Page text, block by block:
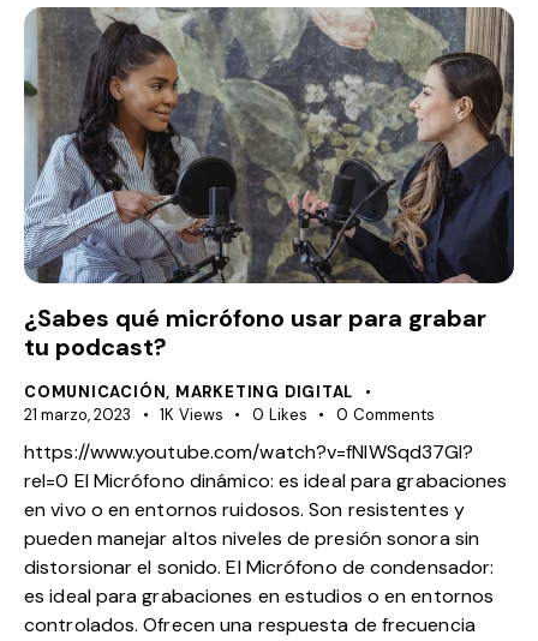
¿Sabes qué micrófono usar para grabar
tu podcast?
COMUNICACIÓN, MARKETING DIGITAL
21 marzo, 2023
1K Views 0 Likes 0 Comments
https://www.youtube.com/watch?v=fNlWSqd37GI?
rel=0 El Micrófono dinámico: es ideal para grabaciones
en vivo o en entornos ruidosos. Son resistentes y
pueden manejar altos niveles de presión sonora sin
distorsionar el sonido. El Micrófono de condensador:
es ideal para grabaciones en estudios o en entornos
controlados. Ofrecen una respuesta de frecuencia